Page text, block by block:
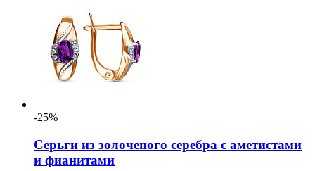
-25%
Серьги из золоченого серебра с аметистами
и фианитами